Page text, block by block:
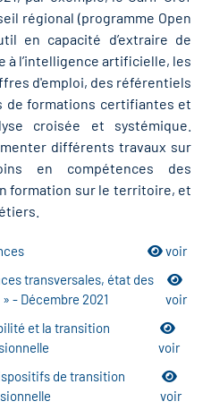
régional (programme Open
en capacité d’extraire de
à l’intelligence artificielle, les
d'emploi, des référentiels
de formations certifiantes et
croisée et systémique.
différents travaux sur
en compétences des
formation sur le territoire, et
voir
transversales, état des
- Décembre 2021
voir
et la transition
voir
de transition
voir